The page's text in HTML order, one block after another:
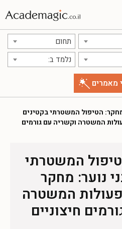
תחום
נלמד ב:
הטיפול המשטרתי בקטינים
המשטרה וקשריה עם גורמים
המשטרתי
נוער: מחקר
המשטרה
חיצוניים